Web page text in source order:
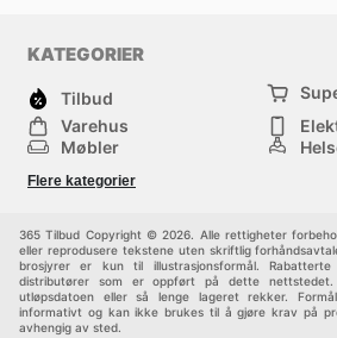
KATEGORIER
Tilbud
Varehus
Møbler
Sport
Flere kategorier
365 Tilbud Copyright © 2026. Alle rettigheter
eller reprodusere tekstene uten skriftlig
brosjyrer er kun til illustrasjonsformål.
distributører som er oppført på dette
utløpsdatoen eller så lenge lageret rekker.
informativt og kan ikke brukes til å gjøre krav på
avhengig av sted.